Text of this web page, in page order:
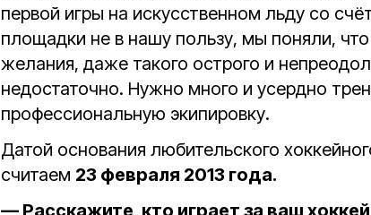
первой игры на искусственном льду со
площадки не в нашу пользу, мы поняли,
желания, даже такого острого и
недостаточно. Нужно много и усердно
профессиональную экипировку.
Датой основания любительского
считаем 23 февраля 2013 года.
— Расскажите, кто играет за ваш